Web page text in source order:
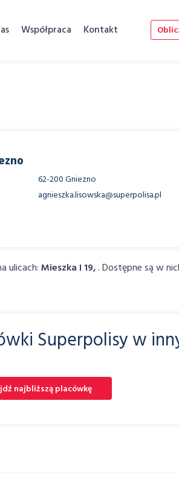
Współpraca Kontakt
62-200 Gniezno
agnieszka.lisowska@superpolisa.pl
ulicach:Mieszka I 19,. Dostępne są w
Superpolisy w
najbliższą placówkę